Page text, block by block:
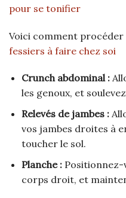
pour se tonifier
Voici comment procéder
fessiers à faire chez soi
Crunch abdominal :
les genoux, et
Relevés de jambes :
vos jambes droites à
toucher le sol.
Planche :Positionnez-
corps droit, et